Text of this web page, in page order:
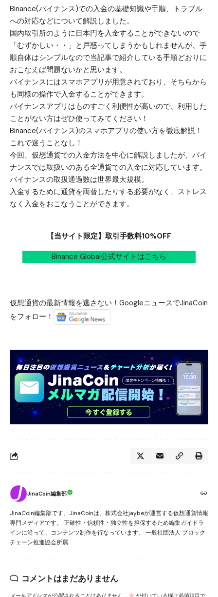
Binance(バイナンス)での入金の基礎知識や手順、トラブル
への対応などについて解説しました。
国内取引所のように日本円を入金することができないので
「むずかしい・・」と戸惑ってしまうかもしれませんが、手
順自体はシンプルなので当記事で紹介している手順どおりに
おこなえば問題ないかと思います。
バイナンスにはスマホアプリが用意されており、そちらから
も同様の操作で入金することができます。
バイナンスアプリはものすごく利便性が高いので、利用した
ことがない方はぜひ使ってみてください！
Binance(バイナンス)のスマホアプリの使い方を徹底解説！
これで迷うことなし！
今回、仮想通貨での入金方法を中心に解説しましたが、バイ
ナンスでは取扱いのある全通貨での入金に対応しています。
バイナンスの取扱通過数は世界最大規模。
入金するために通貨を両替したりする必要がなく、ストレス
なく入金をおこなうことができます。
【当サイト限定】取引手数料10%OFF
Binance Global公式サイトはこちら
仮想通貨の最新情報を逃さない！GoogleニュースでJinaCoin
をフォロー！
JinaCoin編集部
JinaCoin編集部です。JinaCoinは、株式会社jaybeが運営する仮想通貨情報
専門メディアです。 正確性・信頼性・独立性を担保するため編集ガイドラ
インに沿って、コンテンツ制作を行なっています。 一般社団法人 ブロック
チェーン推進協会所属
コメントはまだありません
メールアドレスが公開されることはありません。 ※ が付いている欄は必須項目で